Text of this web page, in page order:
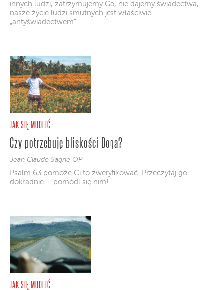
innych ludzi, zatrzymujemy Go, nie dajemy świadectwa,
nasze życie ludzi smutnych jest właściwie
„antyświadectwem”.
JAK SIĘ MODLIĆ
Czy potrzebuję bliskości Boga?
Jean Claude Sagne OP
Psalm 63 pomoże Ci to zweryfikować. Przeczytaj go
dokładnie – pomódl się nim!
JAK SIĘ MODLIĆ